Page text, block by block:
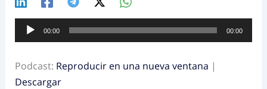
Reproductor
de
00:00 00:00
Podcast: Reproducir en una nueva ventana |
Descargar